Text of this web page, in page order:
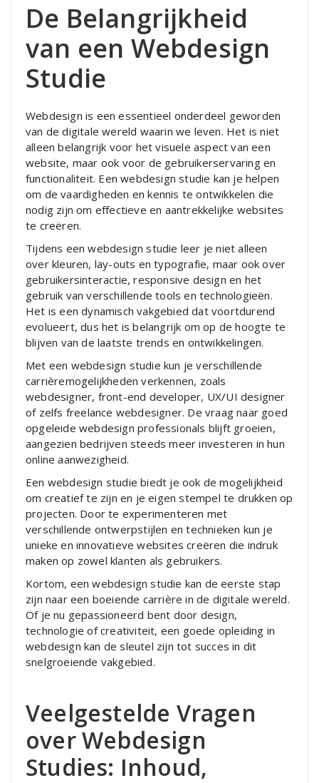
De Belangrijkheid
van een Webdesign
Studie
Webdesign is een essentieel onderdeel geworden
van de digitale wereld waarin we leven. Het is niet
alleen belangrijk voor het visuele aspect van een
website, maar ook voor de gebruikerservaring en
functionaliteit. Een webdesign studie kan je helpen
om de vaardigheden en kennis te ontwikkelen die
nodig zijn om effectieve en aantrekkelijke websites
te creëren.
Tijdens een webdesign studie leer je niet alleen
over kleuren, lay-outs en typografie, maar ook over
gebruikersinteractie, responsive design en het
gebruik van verschillende tools en technologieën.
Het is een dynamisch vakgebied dat voortdurend
evolueert, dus het is belangrijk om op de hoogte te
blijven van de laatste trends en ontwikkelingen.
Met een webdesign studie kun je verschillende
carrièremogelijkheden verkennen, zoals
webdesigner, front-end developer, UX/UI designer
of zelfs freelance webdesigner. De vraag naar goed
opgeleide webdesign professionals blijft groeien,
aangezien bedrijven steeds meer investeren in hun
online aanwezigheid.
Een webdesign studie biedt je ook de mogelijkheid
om creatief te zijn en je eigen stempel te drukken op
projecten. Door te experimenteren met
verschillende ontwerpstijlen en technieken kun je
unieke en innovatieve websites creëren die indruk
maken op zowel klanten als gebruikers.
Kortom, een webdesign studie kan de eerste stap
zijn naar een boeiende carrière in de digitale wereld.
Of je nu gepassioneerd bent door design,
technologie of creativiteit, een goede opleiding in
webdesign kan de sleutel zijn tot succes in dit
snelgroeiende vakgebied.
Veelgestelde Vragen
over Webdesign
Studies: Inhoud,